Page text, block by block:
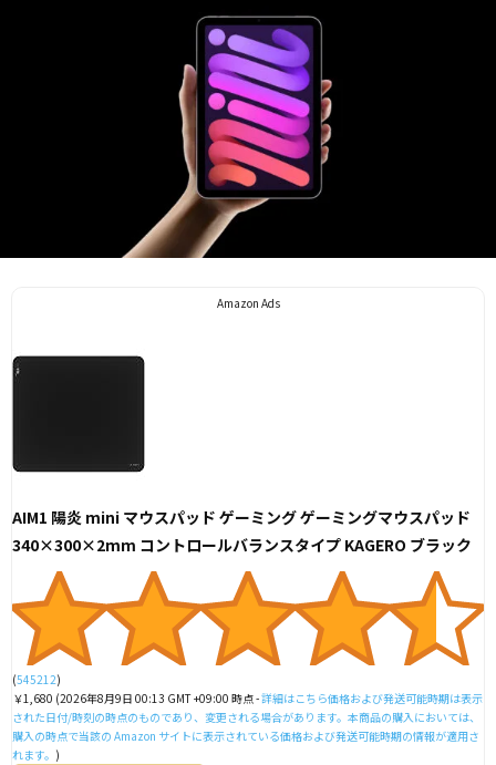
Amazon Ads
AIM1 陽炎 mini マウスパッド ゲーミング ゲーミングマウスパッド
340×300×2mm コントロールバランスタイプ KAGERO ブラック
(545212)
￥1,680 (2026年8月9日 00:13 GMT +09:00 時点 -詳細はこちら価格および発送可能時期は表示
された日付/時刻の時点のものであり、変更される場合があります。本商品の購入においては、
購入の時点で当該の Amazon サイトに表示されている価格および発送可能時期の情報が適用さ
れます。 )